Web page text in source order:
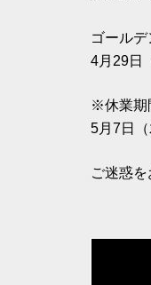
ゴール
4月29日
※休業期
5月7日
ご迷惑